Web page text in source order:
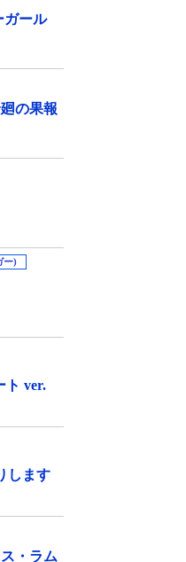
ガール
の果報
ー)
ト ver.
します
・ラム